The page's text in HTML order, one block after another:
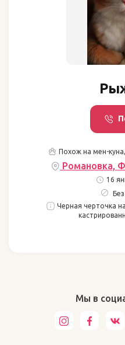
Похож на мен-
Романовка,
16
Черная черточка
Мы в